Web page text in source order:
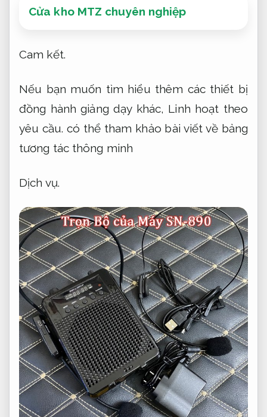
Cửa kho MTZ chuyên nghiệp
Cam kết.
Nếu bạn muốn tìm hiểu thêm các thiết bị
đồng hành giảng dạy khác, Linh hoạt theo
yêu cầu. có thể tham khảo bài viết về bảng
tương tác thông minh
Dịch vụ.